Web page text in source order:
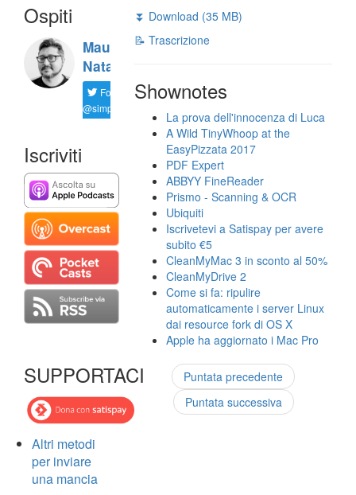
Ospiti
Maurizio
Natali
Follow
@simplemal
Iscriviti
SUPPORTACI
Altri metodi
per inviare
una mancia
⏬ Download (35 MB)
📝 Trascrizione
Shownotes
La prova dell'innocenza di Luca
A Wild TinyWhoop at the
EasyPizzata 2017
PDF Expert
ABBYY FineReader
Prismo - Scanning & OCR
Ubiquiti
Iscrivetevi a Satispay per avere
subito €5
CleanMyMac 3 in sconto al 50%
CleanMyDrive 2
Come si fa: ripulire
automaticamente i server Linux
dai resource fork di OS X
Apple ha aggiornato i Mac Pro
Puntata precedente
Puntata successiva